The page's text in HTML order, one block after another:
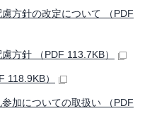
方針の改定について （PDF
方針 （PDF 113.7KB）
118.9KB）
加についての取扱い （PDF